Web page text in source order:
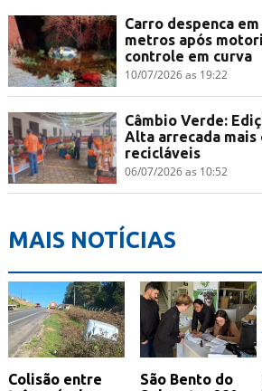
Carro despenca
metros após
controle em curva
10/07/2026 as 19:22
Câmbio Verde:
Alta arrecada mais
recicláveis
06/07/2026 as 10:52
MAIS NOTÍCIAS
Colisão entre
São Bento do